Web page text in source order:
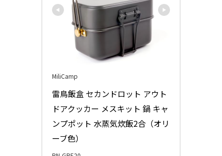
MiliCamp
雷鳥飯盒 セカンドロット アウト
ドアクッカー メスキット 鍋 キャ
ンプポット 水蒸気炊飯2合（オリ
ーブ色）